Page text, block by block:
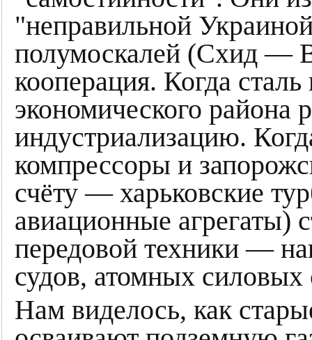
"неправильной
полумоскалей (Схид —
кооперация. Когда
экономического района
индустриализацию.
компрессоры и
счёту — харьковские
авиационные агрегаты)
передовой техники —
судов, атомных силовых
Нам виделось, как